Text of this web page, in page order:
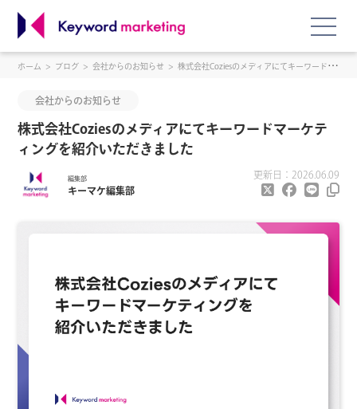
ホーム ブログ 会社からのお知らせ 株式会社Coziesのメディアにてキーワードマーケティングを紹介いただきました
会社からのお知らせ
株式会社Coziesのメディアにてキーワードマーケテ
ィングを紹介いただきました
編集部
キーマケ編集部
更新日：2026.06.09